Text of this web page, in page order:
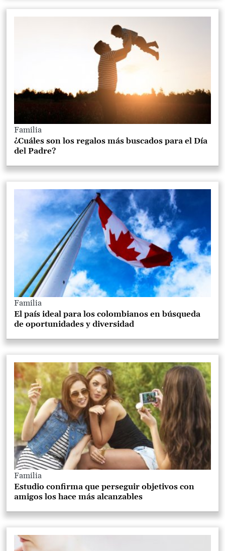
Familia
¿Cuáles son los regalos más buscados para el Día
del Padre?
Familia
El país ideal para los colombianos en búsqueda
de oportunidades y diversidad
Familia
Estudio confirma que perseguir objetivos con
amigos los hace más alcanzables